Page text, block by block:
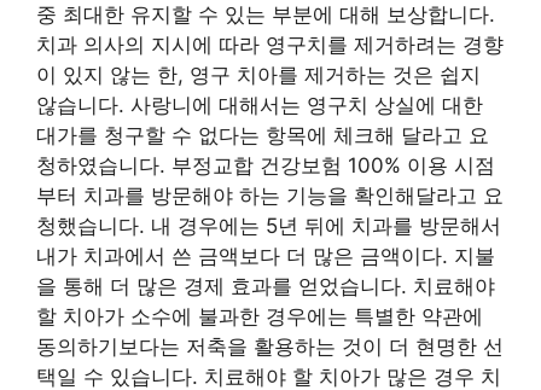
중 최대한 유지할 수 있는 부분에 대해 보상합니다.
치과 의사의 지시에 따라 영구치를 제거하려는 경향
이 있지 않는 한, 영구 치아를 제거하는 것은 쉽지
않습니다. 사랑니에 대해서는 영구치 상실에 대한
대가를 청구할 수 없다는 항목에 체크해 달라고 요
청하였습니다. 부정교합 건강보험 100% 이용 시점
부터 치과를 방문해야 하는 기능을 확인해달라고 요
청했습니다. 내 경우에는 5년 뒤에 치과를 방문해서
내가 치과에서 쓴 금액보다 더 많은 금액이다. 지불
을 통해 더 많은 경제 효과를 얻었습니다. 치료해야
할 치아가 소수에 불과한 경우에는 특별한 약관에
동의하기보다는 저축을 활용하는 것이 더 현명한 선
택일 수 있습니다. 치료해야 할 치아가 많은 경우 치